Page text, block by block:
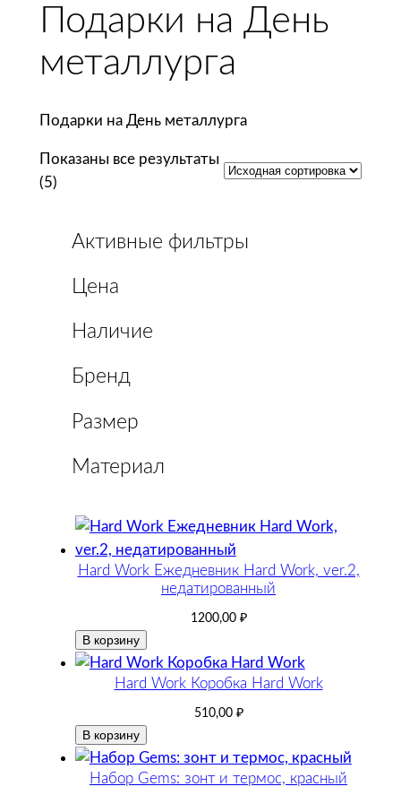
Подарки на День
металлурга
Подарки на День металлурга
Показаны все результаты
(5)
Активные фильтры
Цена
Наличие
Бренд
Размер
Материал
Hard Work Ежедневник Hard Work, ver.2,
недатированный
1200,00 ₽
В корзину
Hard Work Коробка Hard Work
510,00 ₽
В корзину
Набор Gems: зонт и термос, красный